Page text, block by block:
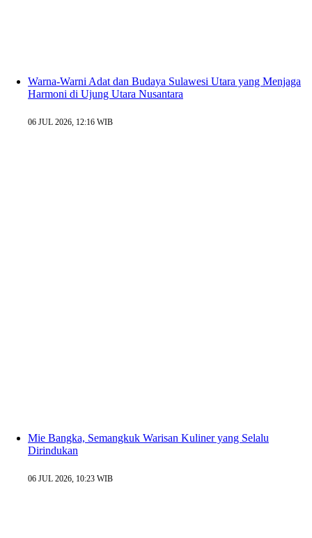
Warna-Warni Adat dan Budaya Sulawesi Utara yang Menjaga
Harmoni di Ujung Utara Nusantara
06 JUL 2026, 12:16 WIB
Mie Bangka, Semangkuk Warisan Kuliner yang Selalu
Dirindukan
06 JUL 2026, 10:23 WIB